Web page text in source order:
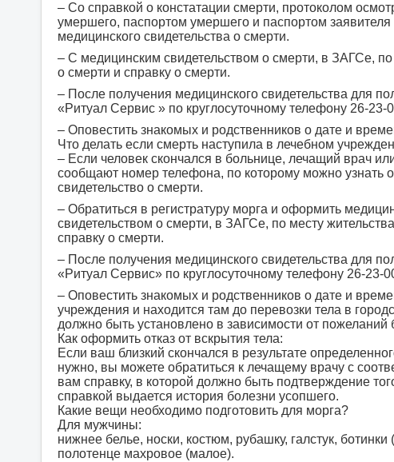
– Со справкой о констатации смерти, протоколом
умершего, паспортом умершего и паспортом
медицинского свидетельства о смерти.
– С медицинским свидетельством о смерти, в ЗАГСе,
о смерти и справку о смерти.
– После получения медицинского свидетельства для
«Ритуал Сервис » по круглосуточному телефону 26-23-
– Оповестить знакомых и родственников о дате и
Что делать если смерть наступила в лечебном
– Если человек скончался в больнице, лечащий врач
сообщают номер телефона, по которому можно узнать
свидетельство о смерти.
– Обратиться в регистратуру морга и оформить
свидетельством о смерти, в ЗАГСе, по месту
справку о смерти.
– После получения медицинского свидетельства для
«Ритуал Сервис» по круглосуточному телефону 26-23-
– Оповестить знакомых и родственников о дате и
учреждения и находится там до перевозки тела в
должно быть установлено в зависимости от пожеланий
Как оформить отказ от вскрытия тела:
Если ваш близкий скончался в результате
нужно, вы можете обратиться к лечащему врачу с
вам справку, в которой должно быть подтверждение
справкой выдается история болезни усопшего.
Какие вещи необходимо подготовить для морга?
Для мужчины:
нижнее белье, носки, костюм, рубашку, галстук,
полотенце махровое (малое).